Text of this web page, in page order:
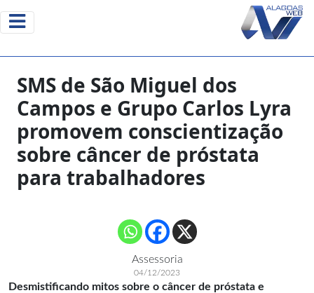
SMS de São Miguel dos
Campos e Grupo Carlos Lyra
promovem conscientização
sobre câncer de próstata
para trabalhadores
Assessoria
04/12/2023
Desmistificando mitos sobre o câncer de próstata e